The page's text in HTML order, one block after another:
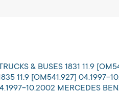
& BUSES 1831 11.9
11.9 [OM541.927] 04.1997-
10.2002 MERCEDES